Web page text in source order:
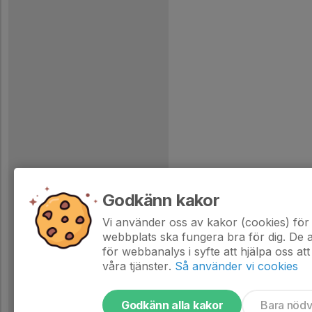
Godkänn kakor
Vi använder oss av kakor (cookies)
webbplats ska fungera bra för dig. De
för webbanalys i syfte att hjälpa oss
våra tjänster. Så använder vi cookies
Godkänn alla kakor Bara